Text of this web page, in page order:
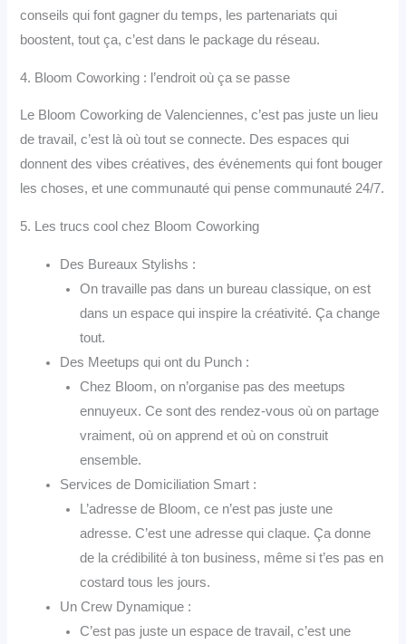
conseils qui font gagner du temps, les partenariats qui
boostent, tout ça, c’est dans le package du réseau.
4. Bloom Coworking : l’endroit où ça se passe
Le Bloom Coworking de Valenciennes, c’est pas juste un lieu
de travail, c’est là où tout se connecte. Des espaces qui
donnent des vibes créatives, des événements qui font bouger
les choses, et une communauté qui pense communauté 24/7.
5. Les trucs cool chez Bloom Coworking
Des Bureaux Stylishs :
On travaille pas dans un bureau classique, on est
dans un espace qui inspire la créativité. Ça change
tout.
Des Meetups qui ont du Punch :
Chez Bloom, on n’organise pas des meetups
ennuyeux. Ce sont des rendez-vous où on partage
vraiment, où on apprend et où on construit
ensemble.
Services de Domiciliation Smart :
L’adresse de Bloom, ce n’est pas juste une
adresse. C’est une adresse qui claque. Ça donne
de la crédibilité à ton business, même si t’es pas en
costard tous les jours.
Un Crew Dynamique :
C’est pas juste un espace de travail, c’est une